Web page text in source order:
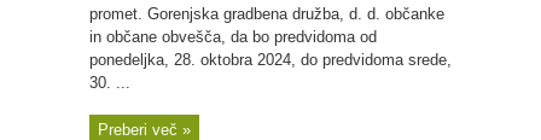
promet. Gorenjska gradbena družba, d. d. občanke
in občane obvešča, da bo predvidoma od
ponedeljka, 28. oktobra 2024, do predvidoma srede,
30. ...
Preberi več »